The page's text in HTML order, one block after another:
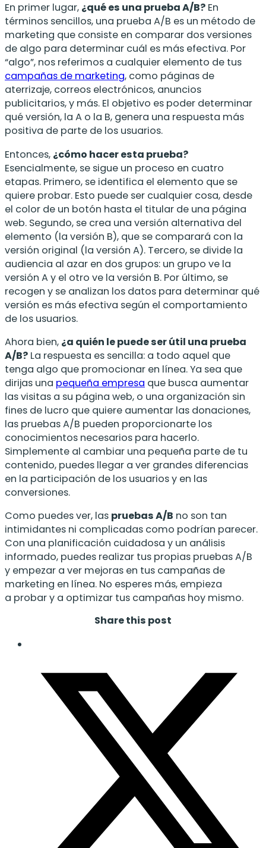
En primer lugar, ¿qué es una prueba A/B? En
términos sencillos, una prueba A/B es un método de
marketing que consiste en comparar dos versiones
de algo para determinar cuál es más efectiva. Por
“algo”, nos referimos a cualquier elemento de tus
campañas de marketing, como páginas de
aterrizaje, correos electrónicos, anuncios
publicitarios, y más. El objetivo es poder determinar
qué versión, la A o la B, genera una respuesta más
positiva de parte de los usuarios.
Entonces, ¿cómo hacer esta prueba?
Esencialmente, se sigue un proceso en cuatro
etapas. Primero, se identifica el elemento que se
quiere probar. Esto puede ser cualquier cosa, desde
el color de un botón hasta el titular de una página
web. Segundo, se crea una versión alternativa del
elemento (la versión B), que se comparará con la
versión original (la versión A). Tercero, se divide la
audiencia al azar en dos grupos: un grupo ve la
versión A y el otro ve la versión B. Por último, se
recogen y se analizan los datos para determinar qué
versión es más efectiva según el comportamiento
de los usuarios.
Ahora bien, ¿a quién le puede ser útil una prueba
A/B? La respuesta es sencilla: a todo aquel que
tenga algo que promocionar en línea. Ya sea que
dirijas una pequeña empresa que busca aumentar
las visitas a su página web, o una organización sin
fines de lucro que quiere aumentar las donaciones,
las pruebas A/B pueden proporcionarte los
conocimientos necesarios para hacerlo.
Simplemente al cambiar una pequeña parte de tu
contenido, puedes llegar a ver grandes diferencias
en la participación de los usuarios y en las
conversiones.
Como puedes ver, las pruebas A/B no son tan
intimidantes ni complicadas como podrían parecer.
Con una planificación cuidadosa y un análisis
informado, puedes realizar tus propias pruebas A/B
y empezar a ver mejoras en tus campañas de
marketing en línea. No esperes más, empieza
a probar y a optimizar tus campañas hoy mismo.
Share this post